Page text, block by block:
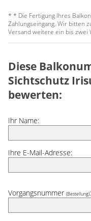
* * Die Fertigung Ihres
Zahlungseingang. Wir bitten
Versand weitere ein bis zwei
Diese
Sichtschutz
bewerten:
Ihr Name:
Ihre E-Mail-Adresse:
Vorgangsnummer (Bestellung):